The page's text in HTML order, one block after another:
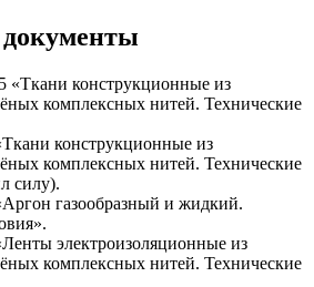
«Ткани конструкционные из
комплексных нитей. Технические
конструкционные из
комплексных нитей. Технические
силу).
газообразный и жидкий.
электроизоляционные из
комплексных нитей. Технические